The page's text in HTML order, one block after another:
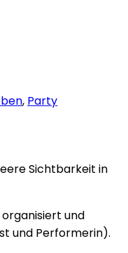
, Party
Sichtbarkeit in
und
und Performerin).